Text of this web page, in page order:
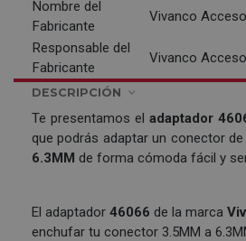
Nombre del
Fabricante
Vivanco
Responsable del
Fabricante
Vivanco
DESCRIPCIÓN
Te presentamos el adaptador
que podrás adaptar un conector de
6.3MM de forma cómoda fácil y
El adaptador 46066 de la marca
enchufar tu conector 3.5MM a